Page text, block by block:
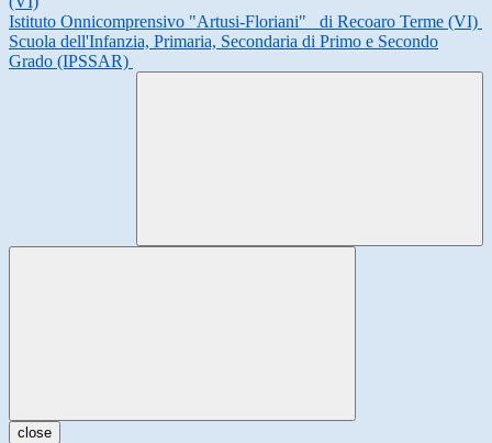
Istituto Onnicomprensivo "Artusi-Floriani"
di Recoaro Terme (VI)
Scuola dell'Infanzia, Primaria, Secondaria di Primo e Secondo
Grado (IPSSAR)
close